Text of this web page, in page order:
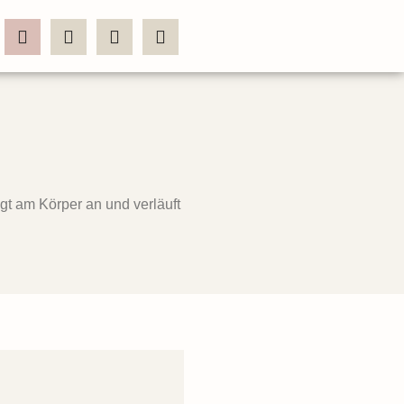
am Körper an und verläuft